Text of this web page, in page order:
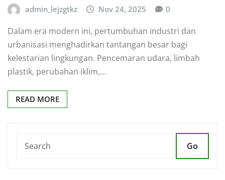
admin_lejzgtkz Nov 24, 2025 0
Dalam era modern ini, pertumbuhan industri dan
urbanisasi menghadirkan tantangan besar bagi
kelestarian lingkungan. Pencemaran udara, limbah
plastik, perubahan iklim,…
READ MORE
Go